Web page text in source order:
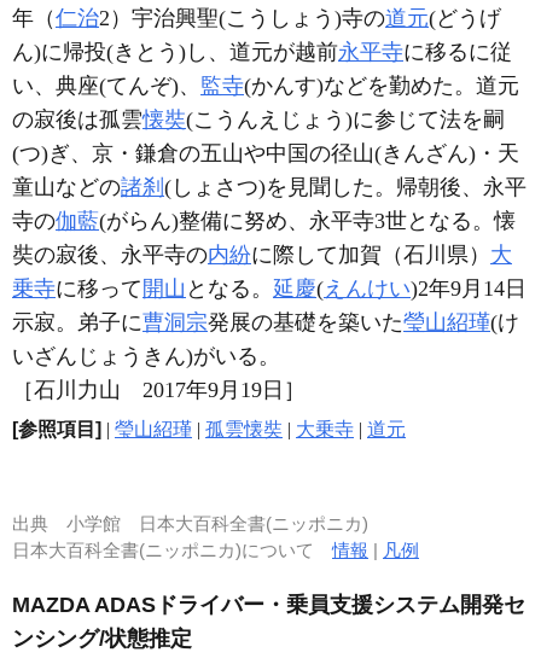
年（仁治2）宇治興聖(こうしょう)寺の道元(どうげ
ん)に帰投(きとう)し、道元が越前永平寺に移るに従
い、典座(てんぞ)、 監寺(かんす)などを勤めた。道元
の寂後は孤雲懐奘(こうんえじょう)に参じて法を嗣
(つ)ぎ、京・鎌倉の五山や中国の径山(きんざん)・天
童山などの諸刹 (しょさつ)を見聞した。帰朝後、永平
寺の伽藍(がらん)整備に努め、永平寺3世となる。懐
奘の寂後、永平寺の内紛に際して加賀（石川県） 大
乗寺に移って 開山 となる。 延慶(えんけい)2年9月14日
示寂。弟子に曹洞宗発展の基礎を築いた瑩山紹瑾(け
いざんじょうきん)がいる。
［石川力山 2017年9月19日］
[参照項目] | 瑩山紹瑾 | 孤雲懐奘 | 大乗寺 | 道元
出典 小学館 日本大百科全書(ニッポニカ)
日本大百科全書(ニッポニカ)について情報 | 凡例
MAZDA ADASドライバー・乗員支援システム開発セ
ンシング/状態推定